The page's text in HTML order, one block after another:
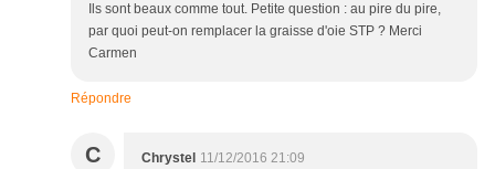
Ils sont beaux comme tout. Petite question : au pire du pire,
par quoi peut-on remplacer la graisse d'oie STP ? Merci
Carmen
Répondre
C Chrystel 11/12/2016 21:09